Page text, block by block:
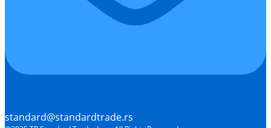
standard@standardtrade.rs